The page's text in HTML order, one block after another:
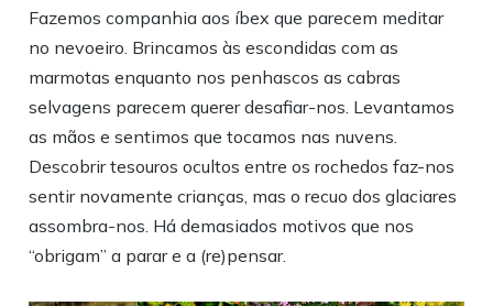
Fazemos companhia aos íbex que parecem meditar
no nevoeiro. Brincamos às escondidas com as
marmotas enquanto nos penhascos as cabras
selvagens parecem querer desafiar-nos. Levantamos
as mãos e sentimos que tocamos nas nuvens.
Descobrir tesouros ocultos entre os rochedos faz-nos
sentir novamente crianças, mas o recuo dos glaciares
assombra-nos. Há demasiados motivos que nos
“obrigam” a parar e a (re)pensar.